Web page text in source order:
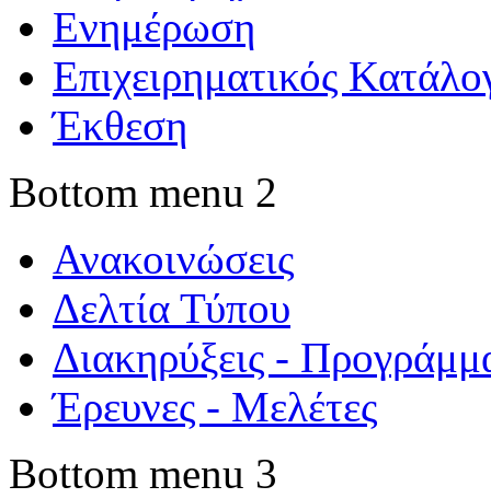
Ενημέρωση
Επιχειρηματικός
Έκθεση
Bottom menu 2
Ανακοινώσεις
Δελτία Τύπου
Διακηρύξεις -
Έρευνες - Μελέτες
Bottom menu 3